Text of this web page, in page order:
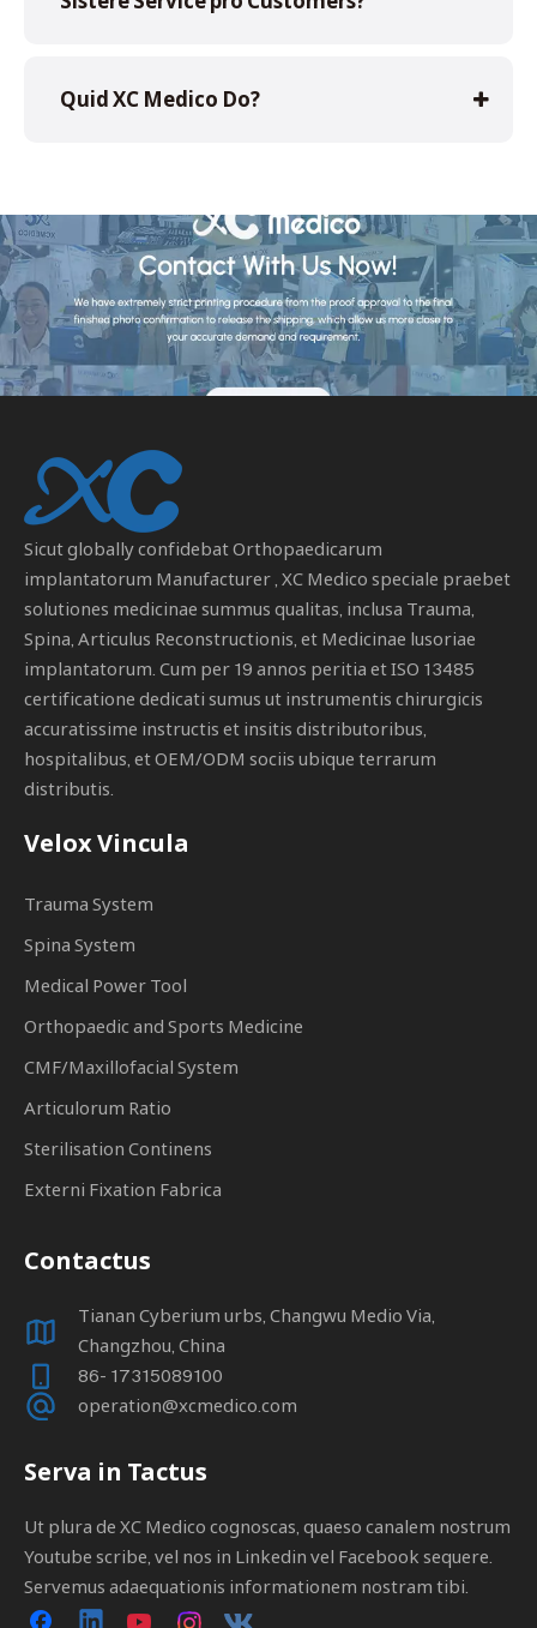
Quid XC Medico Do?
Sicut globally confidebatOrthopaedicarum
implantatorum Manufacturer, XC Medico speciale praebet
solutiones medicinae summus qualitas, inclusa Trauma,
Spina, Articulus Reconstructionis, et Medicinae lusoriae
implantatorum. Cum per 19 annos peritia et ISO 13485
certificatione dedicati sumus ut instrumentis chirurgicis
accuratissime instructis et insitis distributoribus,
hospitalibus, et OEM/ODM sociis ubique terrarum
distributis.
Velox Vincula
Trauma System
Spina System
Medical Power Tool
Orthopaedic and Sports Medicine
CMF/Maxillofacial System
Articulorum Ratio
Sterilisation Continens
Externi Fixation Fabrica
Contactus
Tianan Cyberium urbs, Changwu Medio Via,
Changzhou, China
86- 17315089100
operation@xcmedico.com
Serva in Tactus
Ut plura de XC Medico cognoscas, quaeso canalem nostrum
Youtube scribe, vel nos in Linkedin vel Facebook sequere.
Servemus adaequationis informationem nostram tibi.